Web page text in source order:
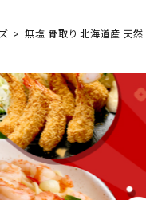
タテ
キ
魚卵
う
鮭
鯖
骨
～
無塩 骨取り 北海道産 天然